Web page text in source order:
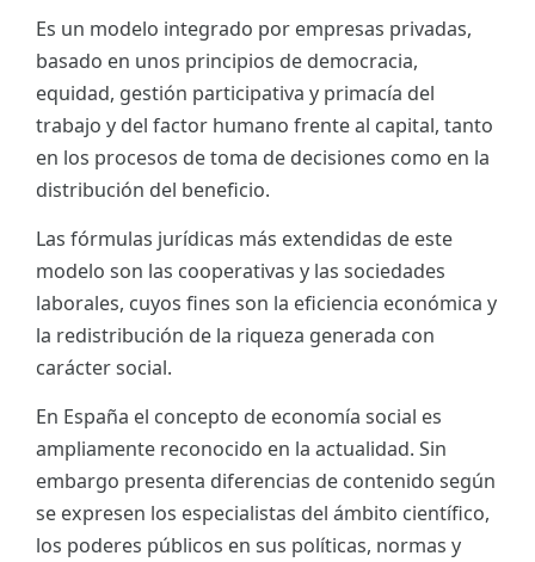
Es un modelo integrado por empresas privadas,
basado en unos principios de democracia,
equidad, gestión participativa y primacía del
trabajo y del factor humano frente al capital, tanto
en los procesos de toma de decisiones como en la
distribución del beneficio.
Las fórmulas jurídicas más extendidas de este
modelo son las cooperativas y las sociedades
laborales, cuyos fines son la eficiencia económica y
la redistribución de la riqueza generada con
carácter social.
En España el concepto de economía social es
ampliamente reconocido en la actualidad. Sin
embargo presenta diferencias de contenido según
se expresen los especialistas del ámbito científico,
los poderes públicos en sus políticas, normas y